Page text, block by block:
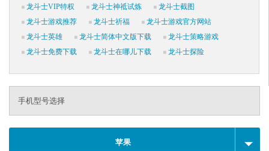
龙斗士VIP特权
龙斗士神祗试炼
龙斗士截图
龙斗士游戏推荐
龙斗士祈福
龙斗士游戏官方网站
龙斗士英雄
龙斗士简体中文版下载
龙斗士策略游戏
龙斗士免费下载
龙斗士在哪儿下载 龙斗士探险
手机型号选择
苹果